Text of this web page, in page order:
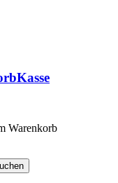
Kasse
Warenkorb